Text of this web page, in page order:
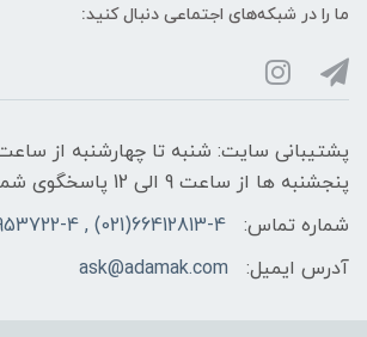
ما را در شبکه‌های اجتماعی دنبال کنید:
پنجشنبه ها از ساعت 9 الی 12 پاسخگوی شما هستیم.
شماره تماس:
66412813-4(021) , 66953722-4(021)
آدرس ایمیل:
ask@adamak.com